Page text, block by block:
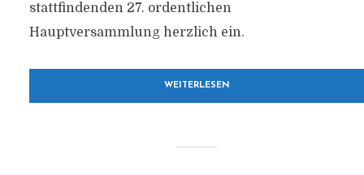
stattfindenden 27. ordentlichen
Hauptversammlung herzlich ein.
WEITERLESEN